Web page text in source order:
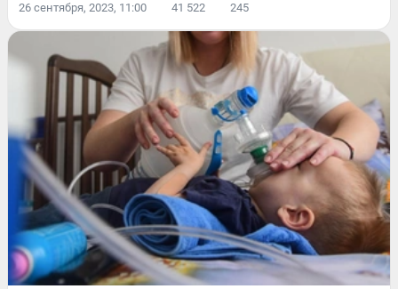
26 сентября, 2023, 11:00 41 522 245